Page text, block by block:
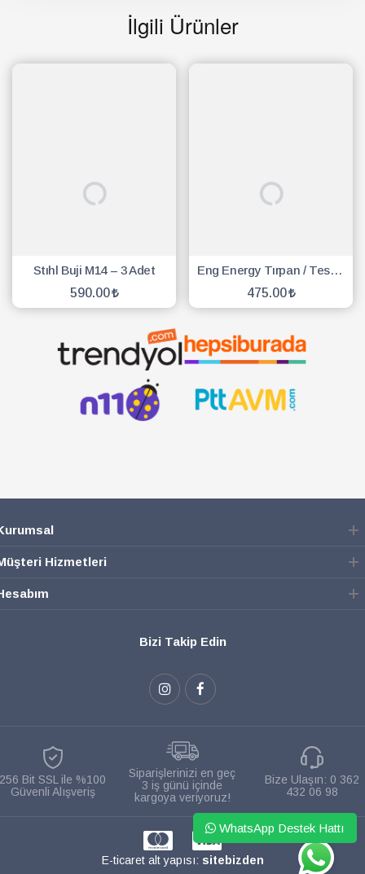
İlgili Ürünler
Stıhl Buji M14 – 3 Adet
590.00
Eng Energy Tırpan / Testere Buji - 10 Adet
475.00
Hizmetleri
Bizi Takip Edin
256 Bit SSL ile %100
Güvenli Alışveriş
Siparişlerinizi en geç
3 iş günü içinde
kargoya veriyoruz!
Bize Ulaşın: 0 362
432 06 98
E-ticaret alt yapısı: sitebizden
WHATSAPP
WhatsApp Destek Hattı